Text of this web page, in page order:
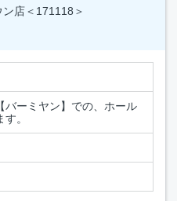
店＜171118＞
バーミヤン】での、ホール
。